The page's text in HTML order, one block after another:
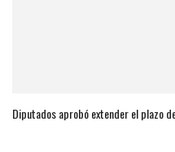
Diputados aprobó extender el plazo